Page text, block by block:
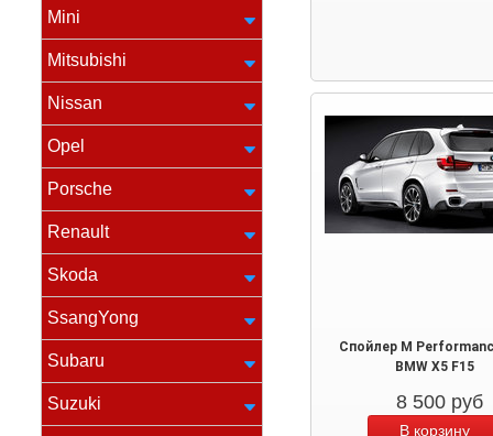
Mini
Mitsubishi
Nissan
Opel
Porsche
Renault
Skoda
SsangYong
Subaru
Suzuki
Спойлер M
BMW X5 F15
8 500 руб